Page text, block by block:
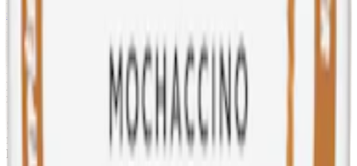
snus utan tobak
Detta slim tobaksfria snus har en torr yta med normalfuktigt innehåll
för minimal rinnighet.
I varje dosa Lyft Barista Twist finns det 23 prillor med en totalvikt
på 16,8 gram. Varje prilla väger 0,73 gram och innehåller 6
milligram nikotin, vilket ger en styrka på normal nivå.
Snuset innehåller bland annat fyllnadsmedel, xylitol,
förtjockningsmedel, surhetsreglerande medel och sötningsmedel. Se
komplett innehållsförteckning nedan